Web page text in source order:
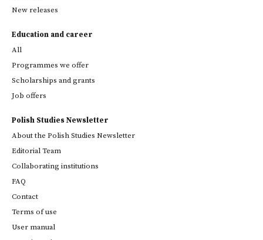
New releases
Education and career
All
Programmes we offer
Scholarships and grants
Job offers
Polish Studies Newsletter
About the Polish Studies Newsletter
Editorial Team
Collaborating institutions
FAQ
Contact
Terms of use
User manual